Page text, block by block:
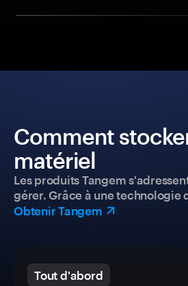
Comment
matériel
Les produits Tangem
gérer. Grâce à une technologie
Obtenir Tangem
Tout d'abord